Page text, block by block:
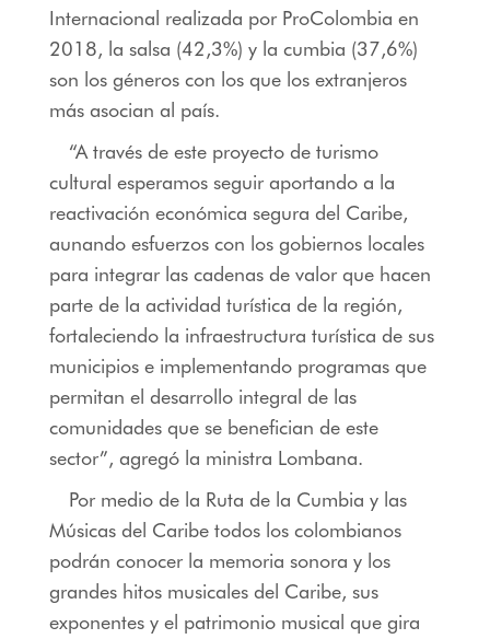
Internacional realizada por ProColombia en
2018, la salsa (42,3%) y la cumbia (37,6%)
son los géneros con los que los extranjeros
más asocian al país.
“A través de este proyecto de turismo
cultural esperamos seguir aportando a la
reactivación económica segura del Caribe,
aunando esfuerzos con los gobiernos locales
para integrar las cadenas de valor que hacen
parte de la actividad turística de la región,
fortaleciendo la infraestructura turística de sus
municipios e implementando programas que
permitan el desarrollo integral de las
comunidades que se benefician de este
sector”, agregó la ministra Lombana.
Por medio de la Ruta de la Cumbia y las
Músicas del Caribe todos los colombianos
podrán conocer la memoria sonora y los
grandes hitos musicales del Caribe, sus
exponentes y el patrimonio musical que gira